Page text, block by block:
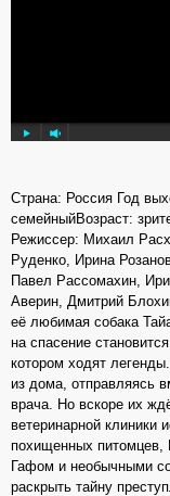
Страна: Россия Год
семейныйВозраст:
Режиссер: Михаил
Руденко, Ирина
Павел Рассомахин,
Аверин, Дмитрий
её любимая собака
на спасение
котором ходят
из дома, отправляясь
врача. Но вскоре их
ветеринарной клиники
похищенных питомцев,
Гафом и необычными
раскрыть тайну